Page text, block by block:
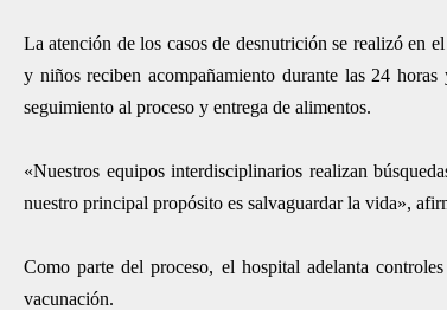
La atención de los casos de desnutrición se realizó en
y niños reciben acompañamiento durante las 24
seguimiento al proceso y entrega de alimentos.
«Nuestros equipos interdisciplinarios realizan
nuestro principal propósito es salvaguardar la vida»,
Como parte del proceso, el hospital adelanta
vacunación.